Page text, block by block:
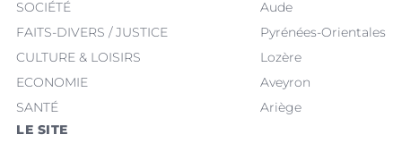
SOCIÉTÉ
FAITS-DIVERS / JUSTICE
CULTURE & LOISIRS
ECONOMIE
SANTÉ
Aude
Pyrénées-Orientales
Lozère
Aveyron
Ariège
LE SITE